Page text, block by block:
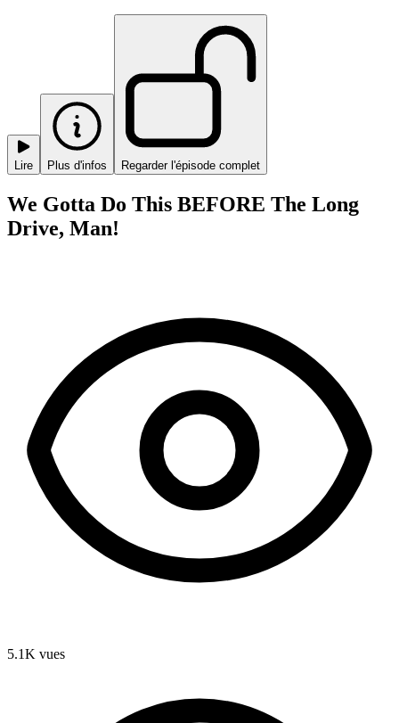
Lire Plus d'infos Regarder l'épisode complet
We Gotta Do This BEFORE The Long
Drive, Man!
5.1K vues